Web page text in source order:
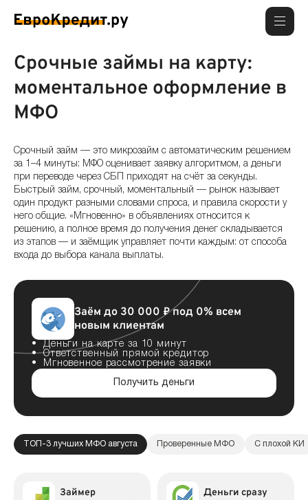
Срочные займы на карту:
моментальное оформление в
МФО
Срочный займ — это микрозайм с автоматическим решением
за 1–4 минуты: МФО оценивает заявку алгоритмом, а деньги
при переводе через СБП приходят на счёт за секунды.
Быстрый займ, срочный, моментальный — рынок называет
один продукт разными словами спроса, и правила скорости у
него общие. «Мгновенно» в объявлениях относится к
решению, а полное время до получения денег складывается
из этапов — и заёмщик управляет почти каждым: от способа
входа до выбора канала выплаты.
Заём до 30 000 ₽ под 0% всем
новым клиентам
Деньги на карте за 10 минут
Ответственный прямой кредитор
Мгновенное рассмотрение заявки
Получить деньги
ТОП-3 лучших МФО августа Проверенные МФО С плохой КИ
Займер Деньги сразу